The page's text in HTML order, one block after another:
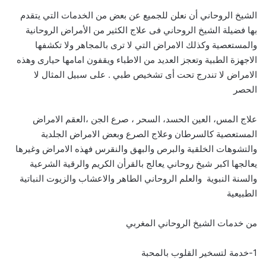
الشيخ الروحاني أن نعلن للجميع عن بعض من الخدمات التي يتقدم
بها فضيلة الشيخ الروحاني فى علاج الكثير من الأمراض الروحانية
والمستعصية وكذلك الامراض التي لا ترى بالمجاهر ولا تكشفها
الاجهزة الطبية وتعجز العديد من الاطباء ويقفون امامها حيارى وهذه
الامراض لا تندرج تحت أى تشخيص طبي . على سبيل المثال لا
الحصر
علاج المس، العين الحسد، السحر ، صرع الجن ،العقم الامراض
المستعصية كالسرطان وعلاج الصرع وبعض الامراض الجلدية
والتشوهات الخلقية والبرص والبهق والنقرس فهذه الامراض وغيرها
يعالجها اكبر شيخ روحاني يعالج بالقرأن الكريم والرقية الشرعية
والسنة النبوية والعلم الروحاني الطاهر والاعشاب والزيوت النباتية
الطبيعية
من خدمات الشيخ الروحاني المغربي
1-خدمة لتسخير القلوب بالمحبة